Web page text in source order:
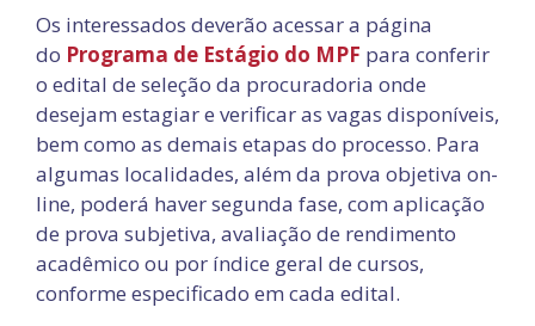
Os interessados deverão acessar a página
do Programa de Estágio do MPF para conferir
o edital de seleção da procuradoria onde
desejam estagiar e verificar as vagas disponíveis,
bem como as demais etapas do processo. Para
algumas localidades, além da prova objetiva on-
line, poderá haver segunda fase, com aplicação
de prova subjetiva, avaliação de rendimento
acadêmico ou por índice geral de cursos,
conforme especificado em cada edital.